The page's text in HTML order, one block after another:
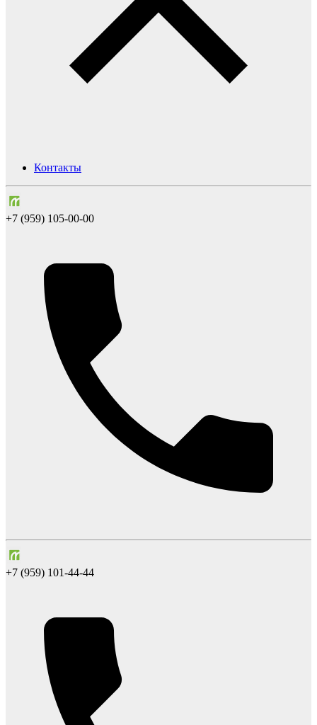
Контакты
+7 (959) 105-00-00
+7 (959) 101-44-44